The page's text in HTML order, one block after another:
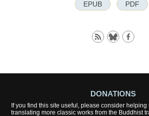
EPUB PDF
DONATIONS
If you find this site useful, please consider
translating more classic works from the Buddhist